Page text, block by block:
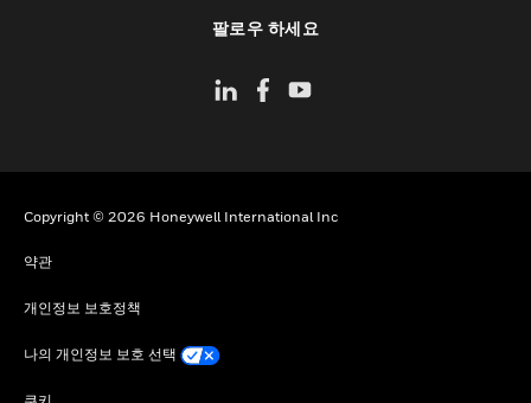
팔로우 하세요
Copyright © 2026 Honeywell International Inc
약관
개인정보 보호정책
나의 개인정보 보호 선택